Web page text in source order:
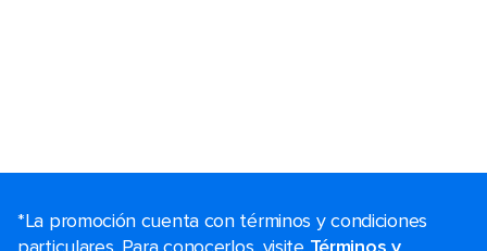
*La promoción cuenta con términos y condiciones